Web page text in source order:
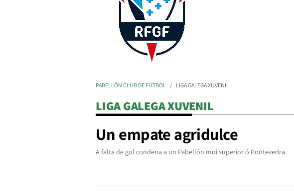
PABELLÓN CLUB DE FÚTBOL LIGA GALEGA XUVENIL
LIGA GALEGA XUVENIL
Un empate agridulce
A falta de gol condena a un Pabellón moi superior ó Pontevedra.